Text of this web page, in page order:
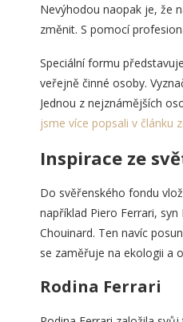
Nevýhodou naopak je, že
změnit. S pomocí
Speciální formu
veřejně činné osoby.
Jednou z nejznámějších
jsme více popsali v článku
Inspirace ze
Do svěřenského fondu
například Piero Ferrari,
Chouinard. Ten navíc
se zaměřuje na ekologii a
Rodina Ferrari